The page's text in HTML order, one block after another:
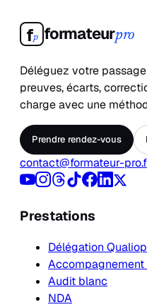
fp formateurpro
Déléguez votre
preuves, écarts,
charge avec une
Prendre rendez-vous
contact@formateur-
Prestations
Délégation
Accompagnement
Audit blanc
NDA